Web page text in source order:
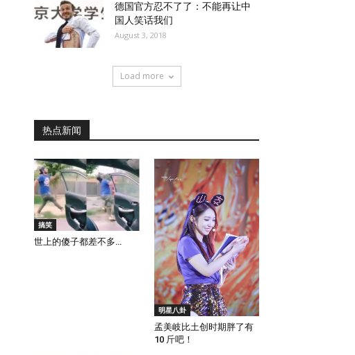
德国官方忍不了了：不能再让中
国人笑话我们
August 3, 2018
Load more
热点新闻
搞笑
世上的傻子都差不多…
明星八卦
孟美岐比土创时期胖了有
10 斤吧！